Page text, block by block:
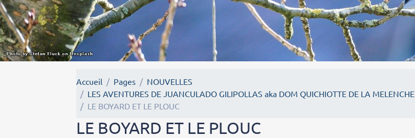
Accueil Pages
NOUVELLES
LES AVENTURES DE JUANCULADO GILIPOLLAS aka DOM QUICHIOTTE DE LA MELENCHE
LE BOYARD ET LE PLOUC
LE BOYARD ET LE PLOUC